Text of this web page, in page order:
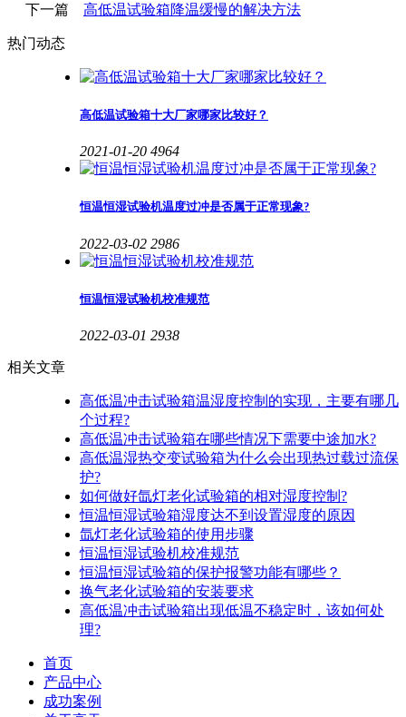
下一篇 高低温试验箱降温缓慢的解决方法
热门动态
高低温试验箱十大厂家哪家比较好？
2021-01-20 4964
恒温恒湿试验机温度过冲是否属于正常现象?
2022-03-02 2986
恒温恒湿试验机校准规范
2022-03-01 2938
相关文章
高低温冲击试验箱温湿度控制的实现，主要有哪几
个过程?
高低温冲击试验箱在哪些情况下需要中途加水?
高低温湿热交变试验箱为什么会出现热过载过流保
护?
如何做好氙灯老化试验箱的相对湿度控制?
恒温恒湿试验箱湿度达不到设置湿度的原因
氙灯老化试验箱的使用步骤
恒温恒湿试验机校准规范
恒温恒湿试验箱的保护报警功能有哪些？
换气老化试验箱的安装要求
高低温冲击试验箱出现低温不稳定时，该如何处
理?
首页
产品中心
成功案例